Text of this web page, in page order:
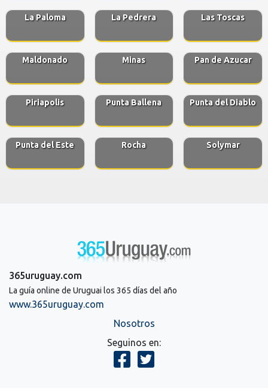
La Paloma La Pedrera Las Toscas
Maldonado Minas Pan de Azucar
Piriapolis Punta Ballena Punta del Diablo
Punta del Este Rocha Solymar
365uruguay.com
La guía online de Uruguai los 365 días del año
www.365uruguay.com
Nosotros
Seguinos en: